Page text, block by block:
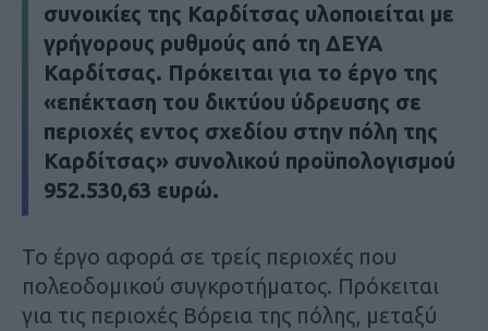
συνοικίες της Καρδίτσας υλοποιείται με
γρήγορους ρυθμούς από τη ΔΕΥΑ
Καρδίτσας. Πρόκειται για το έργο της
«επέκταση του δικτύου ύδρευσης σε
περιοχές εντος σχεδίου στην πόλη της
Καρδίτσας» συνολικού προϋπολογισμού
952.530,63 ευρώ.
Το έργο αφορά σε τρείς περιοχές που
πολεοδομικού συγκροτήματος. Πρόκειται
για τις περιοχές Βόρεια της πόλης, μεταξύ